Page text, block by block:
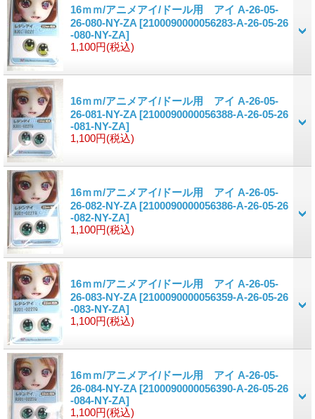
16ｍｍ/アニメアイ/ドール用 アイ A-26-05-
26-080-NY-ZA [2100090000056283-A-26-05-26
-080-NY-ZA]
1,100円(税込)
16ｍｍ/アニメアイ/ドール用 アイ A-26-05-
26-081-NY-ZA [2100090000056388-A-26-05-26
-081-NY-ZA]
1,100円(税込)
16ｍｍ/アニメアイ/ドール用 アイ A-26-05-
26-082-NY-ZA [2100090000056386-A-26-05-26
-082-NY-ZA]
1,100円(税込)
16ｍｍ/アニメアイ/ドール用 アイ A-26-05-
26-083-NY-ZA [2100090000056359-A-26-05-26
-083-NY-ZA]
1,100円(税込)
16ｍｍ/アニメアイ/ドール用 アイ A-26-05-
26-084-NY-ZA [2100090000056390-A-26-05-26
-084-NY-ZA]
1,100円(税込)